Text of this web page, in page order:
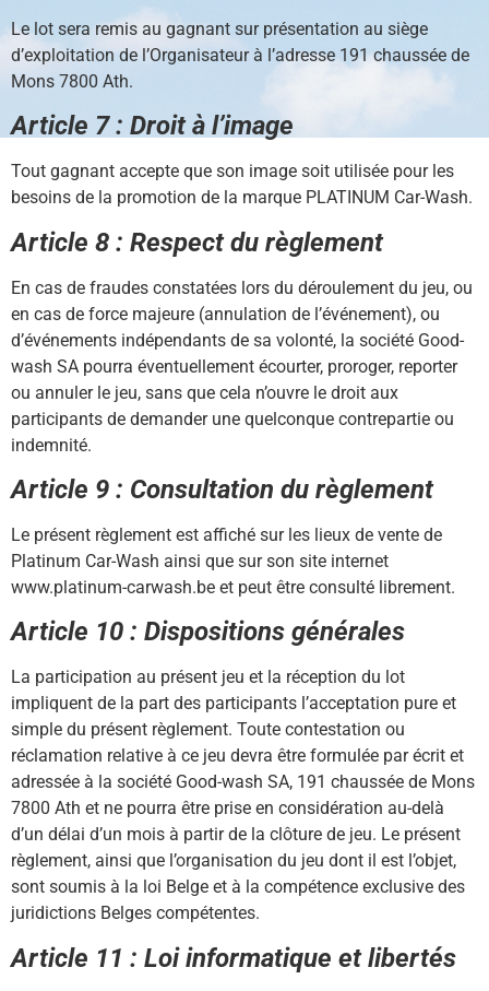
Le lot sera remis au gagnant sur présentation au siège
d’exploitation de l’Organisateur à l’adresse 191 chaussée de
Mons 7800 Ath.
Article 7 : Droit à l’image
Tout gagnant accepte que son image soit utilisée pour les
besoins de la promotion de la marque PLATINUM Car-Wash.
Article 8 : Respect du règlement
En cas de fraudes constatées lors du déroulement du jeu, ou
en cas de force majeure (annulation de l’événement), ou
d’événements indépendants de sa volonté, la société Good-
wash SA pourra éventuellement écourter, proroger, reporter
ou annuler le jeu, sans que cela n’ouvre le droit aux
participants de demander une quelconque contrepartie ou
indemnité.
Article 9 : Consultation du règlement
Le présent règlement est affiché sur les lieux de vente de
Platinum Car-Wash ainsi que sur son site internet
www.platinum-carwash.be et peut être consulté librement.
Article 10 : Dispositions générales
La participation au présent jeu et la réception du lot
impliquent de la part des participants l’acceptation pure et
simple du présent règlement. Toute contestation ou
réclamation relative à ce jeu devra être formulée par écrit et
adressée à la société Good-wash SA, 191 chaussée de Mons
7800 Ath et ne pourra être prise en considération au-delà
d’un délai d’un mois à partir de la clôture de jeu. Le présent
règlement, ainsi que l’organisation du jeu dont il est l’objet,
sont soumis à la loi Belge et à la compétence exclusive des
juridictions Belges compétentes.
Article 11 : Loi informatique et libertés